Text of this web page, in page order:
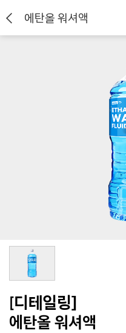
에탄올 워셔액
[디테일링]
에탄올 워셔액